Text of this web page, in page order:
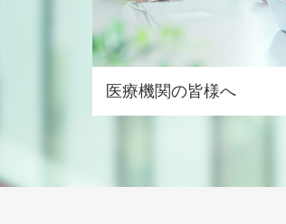
医療機関の皆様へ